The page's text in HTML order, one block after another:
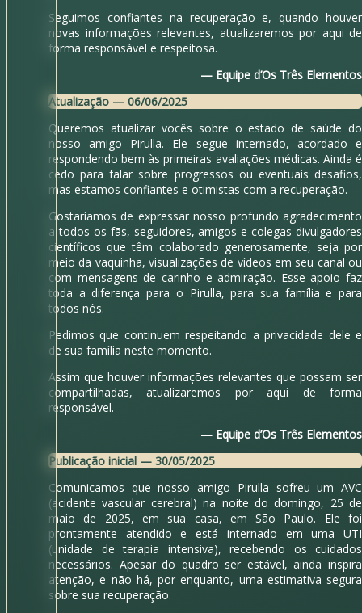
Seguimos confiantes na recuperação e, quando houver
novas informações relevantes, atualizaremos por aqui de
forma responsável e respeitosa.
— Equipe d’Os Três Elementos
Atualização — 06/06/2025
Queremos atualizar vocês sobre o estado de saúde do
nosso amigo Pirulla. Ele segue internado, acordado e
respondendo bem às primeiras avaliações médicas. Ainda é
cedo para falar sobre progressos ou eventuais desafios,
mas estamos confiantes e otimistas com a recuperação.
Gostaríamos de expressar nosso profundo agradecimento
a todos os fãs, seguidores, amigos e colegas divulgadores
científicos que têm colaborado generosamente, seja por
meio da vaquinha, visualizações de vídeos em seu canal ou
com mensagens de carinho e admiração. Esse apoio faz
toda a diferença para o Pirulla, para sua família e para
todos nós.
Pedimos que continuem respeitando a privacidade dele e
de sua família neste momento.
Assim que houver informações relevantes que possam ser
compartilhadas, atualizaremos por aqui de forma
responsável.
— Equipe d’Os Três Elementos
Publicação inicial — 30/05/2025
Comunicamos que nosso amigo Pirulla sofreu um AVC
(acidente vascular cerebral) na noite do domingo, 25 de
maio de 2025, em sua casa, em São Paulo. Ele foi
prontamente atendido e está internado em uma UTI
(unidade de terapia intensiva), recebendo os cuidados
necessários. Apesar do quadro ser estável, ainda inspira
atenção, e não há, por enquanto, uma estimativa segura
sobre sua recuperação.